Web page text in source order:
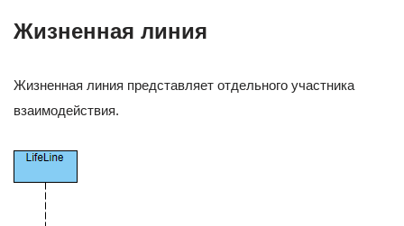
Жизненная линия
Жизненная линия представляет отдельного участника
взаимодействия.